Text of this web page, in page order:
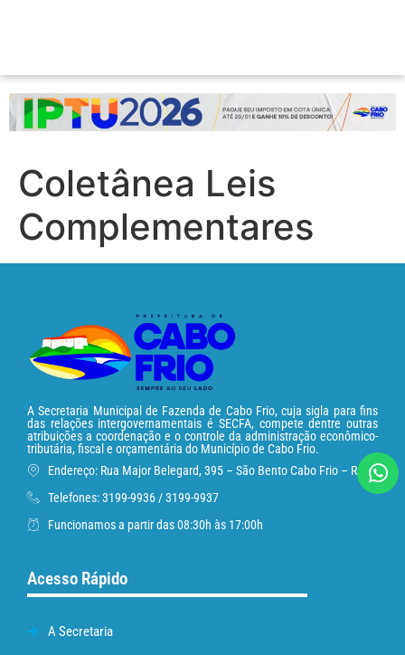
Coletânea Leis
Complementares
A Secretaria Municipal de Fazenda de Cabo Frio, cuja sigla para fins
das relações intergovernamentais é SECFA, compete dentre outras
atribuições a coordenação e o controle da administração econômico-
tributária, fiscal e orçamentária do Município de Cabo Frio.
Endereço: Rua Major Belegard, 395 – São Bento Cabo Frio – RJ
Telefones: 3199-9936 / 3199-9937
Funcionamos a partir das 08:30h às 17:00h
Acesso Rápido
A Secretaria